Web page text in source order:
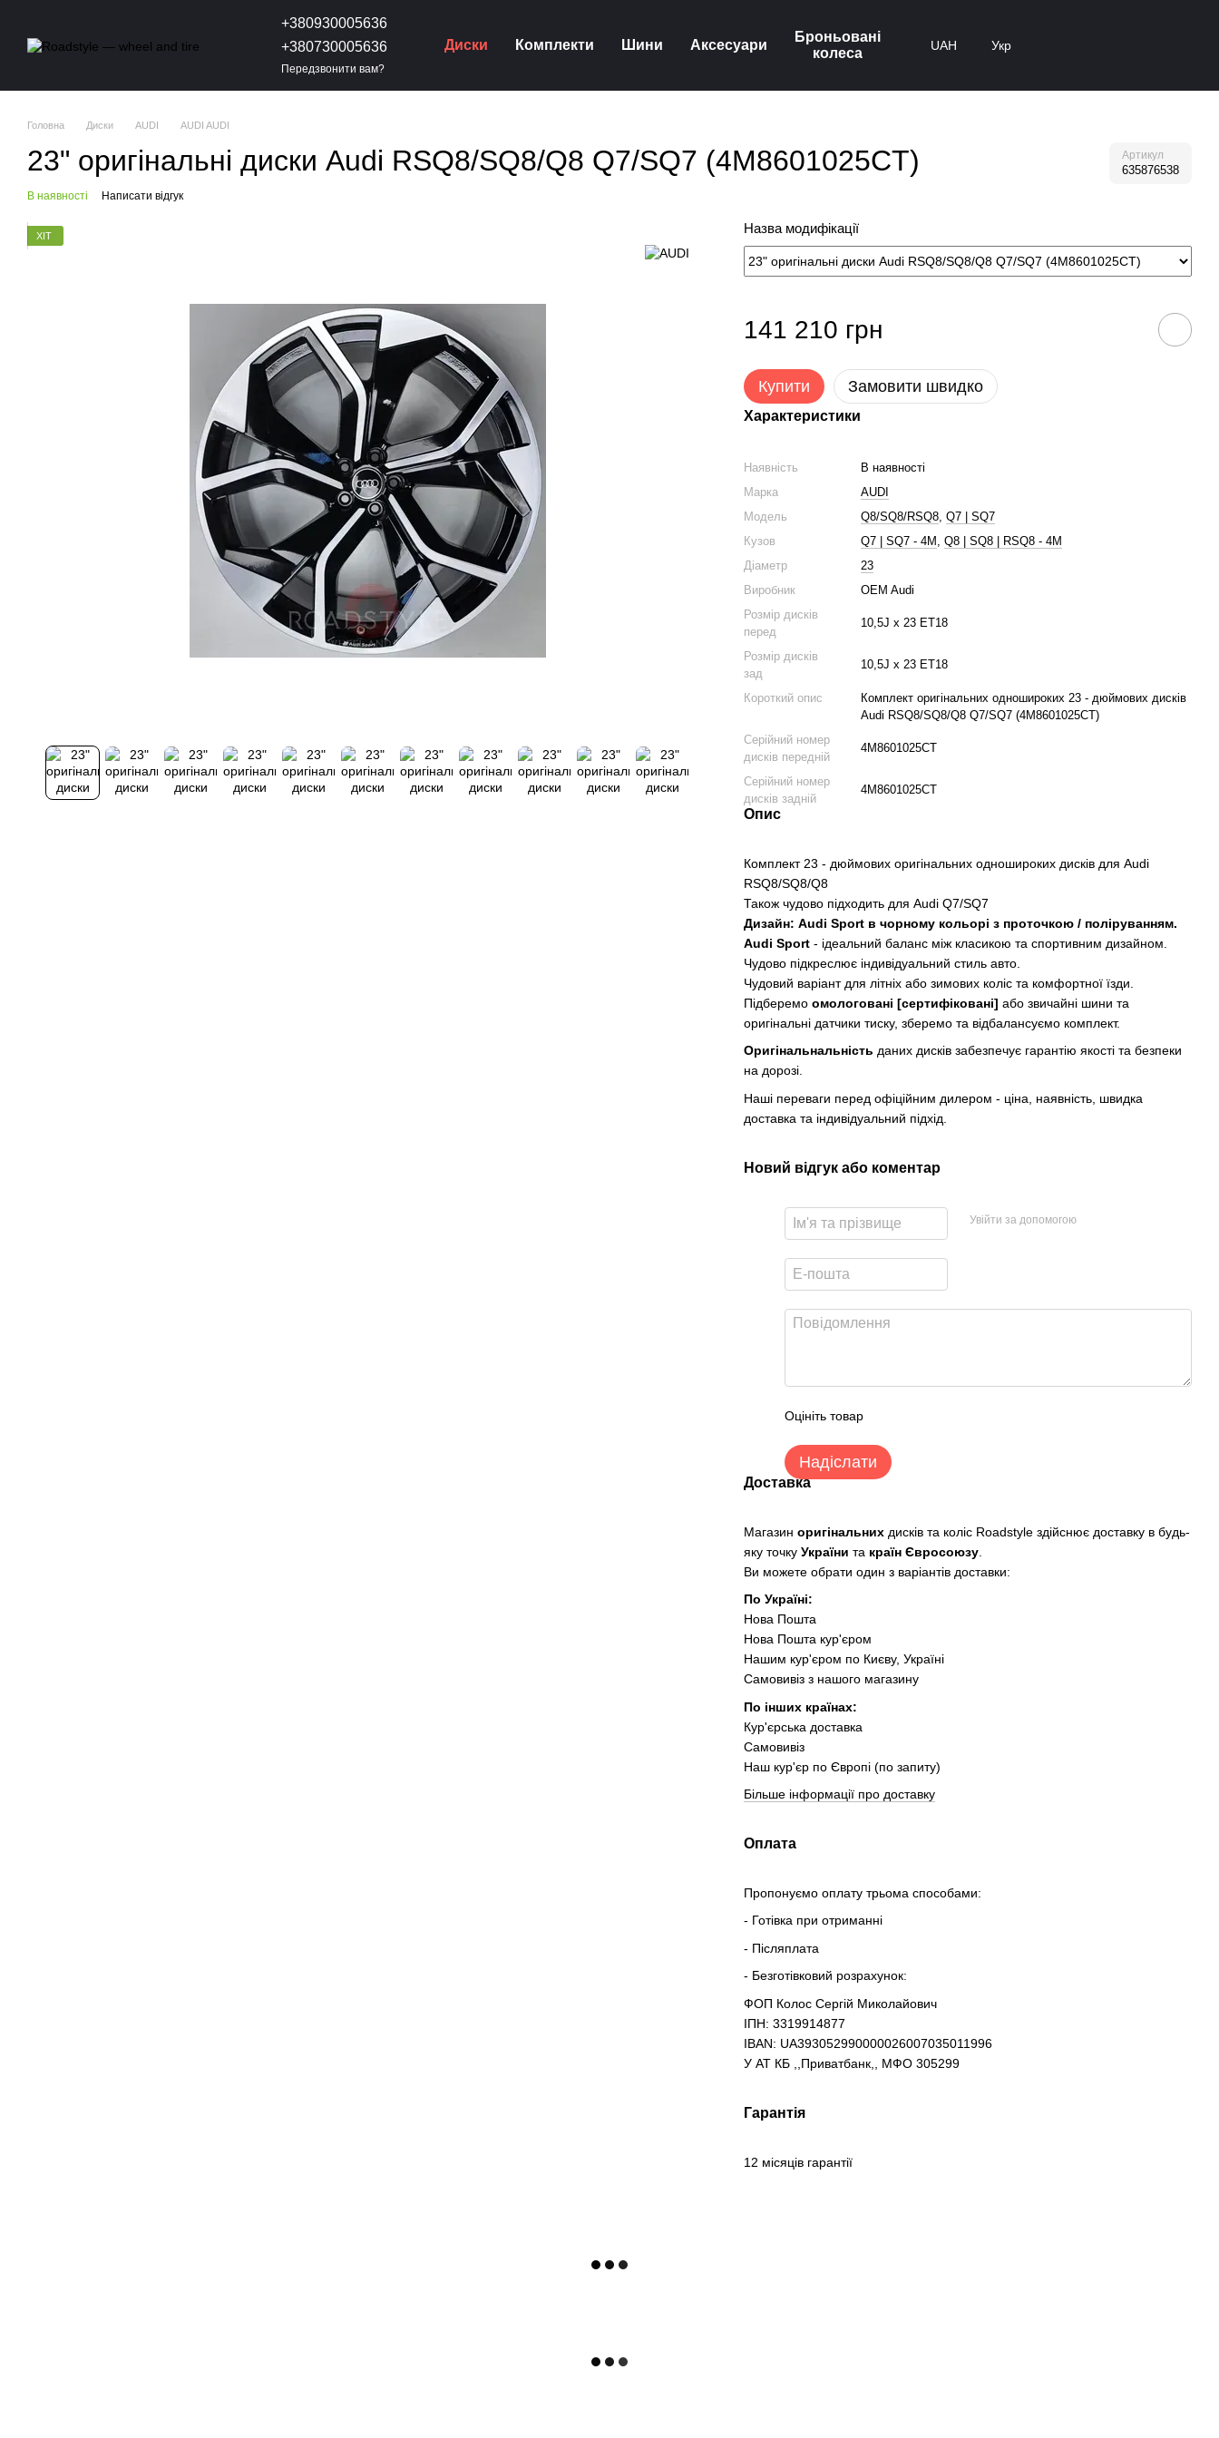
+380930005636
+380730005636
Передзвонити вам?
Диски Комплекти Шини Аксесуари
Броньовані
колеса
UAH Укр
Головна Диски AUDI AUDI AUDI
23" оригінальні диски Audi RSQ8/SQ8/Q8 Q7/SQ7 (4M8601025CT) Артикул
635876538
В наявності Написати відгук
ХІТ Назва модифікації
141 210 грн
Купити Замовити швидко
Характеристики
Наявність
В наявності
Марка
AUDI
Модель
Q8/SQ8/RSQ8,Q7 | SQ7
Кузов
Q7 | SQ7 - 4M ,Q8 | SQ8 | RSQ8 - 4M
Діаметр
23
Виробник
OEM Audi
Розмір дисків
перед
10,5J x 23 ET18
Розмір дисків
зад
10,5J x 23 ET18
Короткий опис
Комплект оригінальних одношироких 23 - дюймових дисків
Audi RSQ8/SQ8/Q8 Q7/SQ7 (4M8601025CT)
Серійний номер
дисків передній
4M8601025CT
Серійний номер
дисків задній
4M8601025CT
Опис
Комплект 23 - дюймових оригінальних одношироких дисків для Audi
RSQ8/SQ8/Q8
Також чудово підходить для Audi Q7/SQ7
Дизайн: Audi Sport в чорному кольорі з проточкою / поліруванням.
Audi Sport- ідеальний баланс між класикою та спортивним дизайном.
Чудово підкреслює індивідуальний стиль авто.
Чудовий варіант для літніх або зимових коліс та комфортної їзди.
Підберемоомологовані [сертифіковані] або звичайні шини та
оригінальні датчики тиску, зберемо та відбалансуємо комплект.
Оригінальнальністьданих дисків забезпечує гарантію якості та безпеки
на дорозі.
Наші переваги перед офіційним дилером - ціна, наявність, швидка
доставка та індивідуальний підхід.
Новий відгук або коментар
Увійти за допомогою
Оцініть товар
Надіслати
Доставка
Магазиноригінальних дисків та коліс Roadstyle здійснює доставку в будь-
яку точкуУкраїнита країн Євросоюзу
Ви можете обрати один з варіантів доставки:
По Україні:
Нова Пошта
Нова Пошта кур'єром
Нашим кур'єром по Києву, Україні
Самовивіз з нашого магазину
По інших країнах:
Кур'єрська доставка
Самовивіз
Наш кур'єр по Європі (по запиту)
Більше інформації про доставку
Оплата
Пропонуємо оплату трьома способами:
- Готівка при отриманні
- Післяплата
- Безготівковий розрахунок:
ФОП Колос Сергій Миколайович
ІПН: 3319914877
IBAN: UA393052990000026007035011996
У АТ КБ ,,Приватбанк,, МФО 305299
Гарантія
12 місяців гарантії